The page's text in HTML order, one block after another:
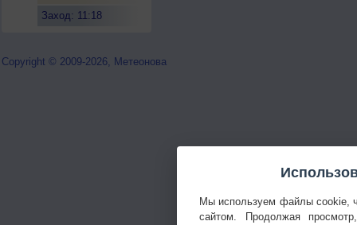
Заход: 11:18
Copyright © 2009-2026, Метеонова
Мы используем файлы cookie,
сайтом. Продолжая